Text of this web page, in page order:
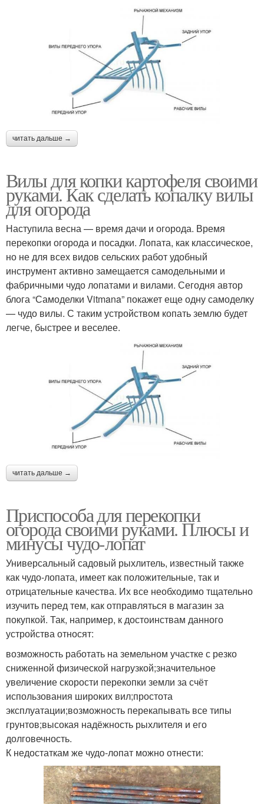
читать дальше →
Вилы для копки картофеля своими
руками. Как сделать копалку вилы
для огорода
Наступила весна — время дачи и огорода. Время
перекопки огорода и посадки. Лопата, как классическое,
но не для всех видов сельских работ удобный
инструмент активно замещается самодельными и
фабричными чудо лопатами и вилами. Сегодня автор
блога “Самоделки Vitmana” покажет еще одну самоделку
— чудо вилы. С таким устройством копать землю будет
легче, быстрее и веселее.
читать дальше →
Приспособа для перекопки
огорода своими руками. Плюсы и
минусы чудо-лопат
Универсальный садовый рыхлитель, известный также
как чудо-лопата, имеет как положительные, так и
отрицательные качества. Их все необходимо тщательно
изучить перед тем, как отправляться в магазин за
покупкой. Так, например, к достоинствам данного
устройства относят:
возможность работать на земельном участке с резко
сниженной физической нагрузкой;значительное
увеличение скорости перекопки земли за счёт
использования широких вил;простота
эксплуатации;возможность перекапывать все типы
грунтов;высокая надёжность рыхлителя и его
долговечность.
К недостаткам же чудо-лопат можно отнести: